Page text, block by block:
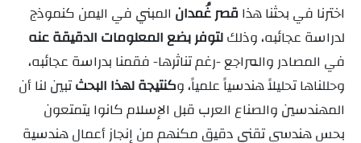
اخترنا في بحثنا هذاقصر غُمدان المبني في اليمن كنموذج
لدراسة عجائبه، وذلكلتوفر بضع المعلومات الدقيقة عنه
في المصادر والمراجع -رغم تناثرها- فقمنا بدراسة عجائبه،
وحللناها تحليلاً هندسياً علمياً، وكنتيجة لهذا البحثتبين لنا أن
المهندسين والصناع العرب قبل الإسلام كانوا يتمتعون
بحس هندسي تقني دقيق مكنهم من إنجاز أعمال هندسية